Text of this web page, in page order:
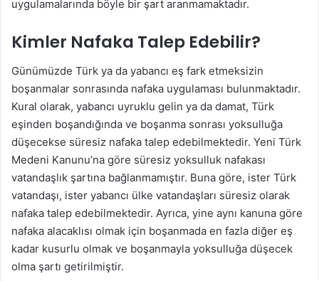
uygulamalarında böyle bir şart aranmamaktadır.
Kimler Nafaka Talep Edebilir?
Günümüzde Türk ya da yabancı eş fark etmeksizin
boşanmalar sonrasında nafaka uygulaması bulunmaktadır.
Kural olarak, yabancı uyruklu gelin ya da damat, Türk
eşinden boşandığında ve boşanma sonrası yoksulluğa
düşecekse süresiz nafaka talep edebilmektedir. Yeni Türk
Medeni Kanunu’na göre süresiz yoksulluk nafakası
vatandaşlık şartına bağlanmamıştır. Buna göre, ister Türk
vatandaşı, ister yabancı ülke vatandaşları süresiz olarak
nafaka talep edebilmektedir. Ayrıca, yine aynı kanuna göre
nafaka alacaklısı olmak için boşanmada en fazla diğer eş
kadar kusurlu olmak ve boşanmayla yoksulluğa düşecek
olma şartı getirilmiştir.